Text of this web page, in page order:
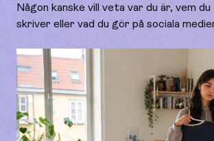
Någon kanske vill veta var du är, vem
skriver eller vad du gör på sociala